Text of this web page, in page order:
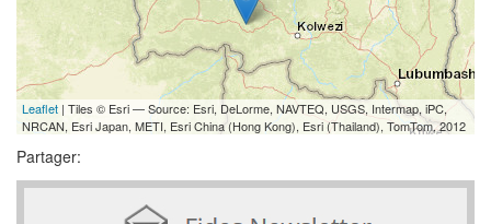
Leaflet | Tiles © Esri — Source: Esri, DeLorme, NAVTEQ, USGS, Intermap, iPC,
NRCAN, Esri Japan, METI, Esri China (Hong Kong), Esri (Thailand), TomTom, 2012
Partager: